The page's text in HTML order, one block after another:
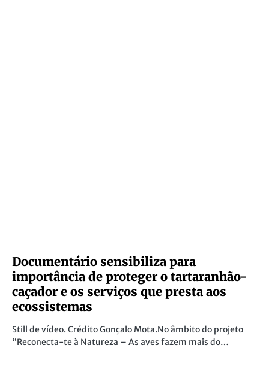
Documentário sensibiliza para
importância de proteger o tartaranhão-
caçador e os serviços que presta aos
ecossistemas
Still de vídeo. Crédito Gonçalo Mota.No âmbito do projeto
“Reconecta-te à Natureza – As aves fazem mais do…